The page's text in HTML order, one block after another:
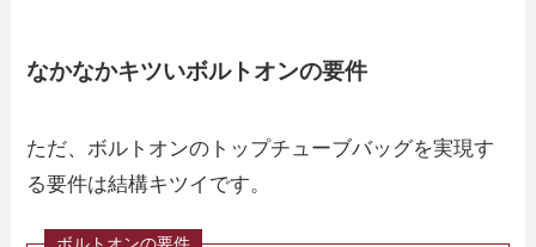
なかなかキツいボルトオンの要件
ただ、ボルトオンのトップチューブバッグを実現す
る要件は結構キツイです。